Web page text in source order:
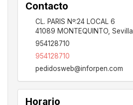
Contacto
CL. PARIS Nº:24 LOCAL 6
41089 MONTEQUINTO Sevilla
954128710
954128710
pedidosweb@inforpen.com
Horario